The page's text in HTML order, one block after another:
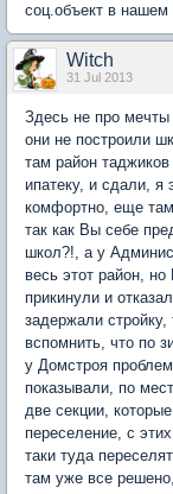
соц.объект в
Witch
31 Jul 2013
Здесь не про
они не построили
там район
ипатеку, и сдали,
комфортно, еще
так как Вы себе
школ?!, а у
весь этот район,
прикинули и
задержали
вспомнить, что по
у Домстроя
показывали, по
две секции,
переселение, с
таки туда
там уже все